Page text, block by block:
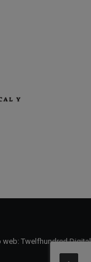
web: Twelfhundred Digital